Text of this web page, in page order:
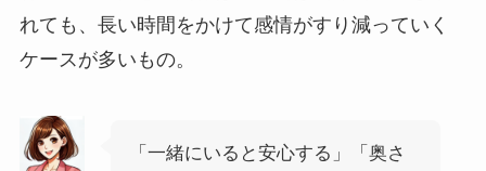
れても、長い時間をかけて感情がすり減っていく
ケースが多いもの。
「一緒にいると安心する」「奥さ